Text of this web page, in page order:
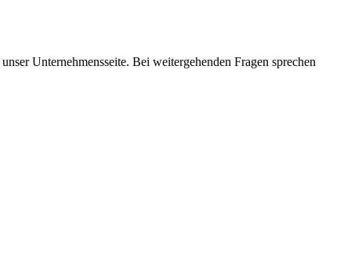
Unternehmensseite. Bei weitergehenden Fragen sprechen